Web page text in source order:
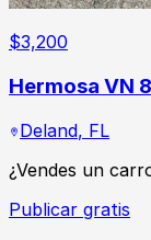
$3,200
Hermosa VN
Deland, FL
¿Vendes un
Publicar gratis